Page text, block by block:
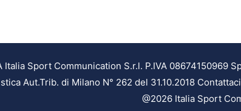
Italia Sport Communication S.r.l. P.IVA 08674150969
Aut.Trib. di Milano N° 262 del 31.10.2018
@2026 Italia Sport